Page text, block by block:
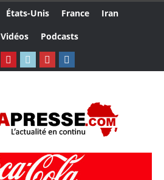
États-Unis France
Iran
Vidéos Podcasts